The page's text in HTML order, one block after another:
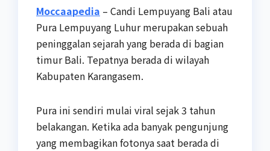
Moccaapedia – Candi Lempuyang Bali atau
Pura Lempuyang Luhur merupakan sebuah
peninggalan sejarah yang berada di bagian
timur Bali. Tepatnya berada di wilayah
Kabupaten Karangasem.
Pura ini sendiri mulai viral sejak 3 tahun
belakangan. Ketika ada banyak pengunjung
yang membagikan fotonya saat berada di